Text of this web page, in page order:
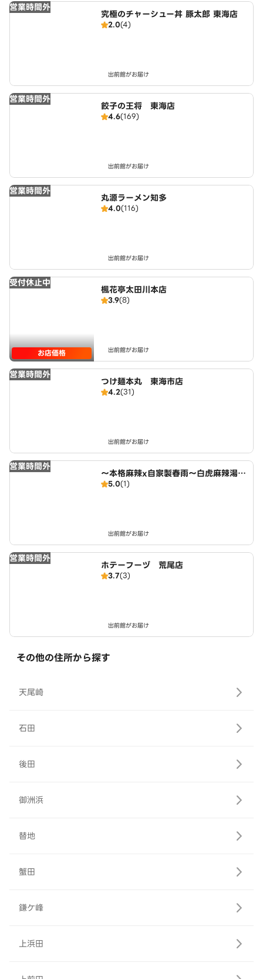
営業時間外
究極のチャーシュー丼 豚太郎 東海店
2.0(4)
出前館がお届け
営業時間外
餃子の王将 東海店
4.6(169)
出前館がお届け
営業時間外
丸源ラーメン知多
4.0(116)
出前館がお届け
受付休止中
お店価格
楓花亭太田川本店
3.9(8)
出前館がお届け
営業時間外
つけ麺本丸 東海市店
4.2(31)
出前館がお届け
営業時間外
～本格麻辣x自家製春雨～白虎麻辣湯
名和町店
5.0(1)
出前館がお届け
営業時間外
ホテーフーヅ 荒尾店
3.7(3)
出前館がお届け
その他の住所から探す
天尾崎
石田
後田
御洲浜
替地
蟹田
鎌ケ峰
上浜田